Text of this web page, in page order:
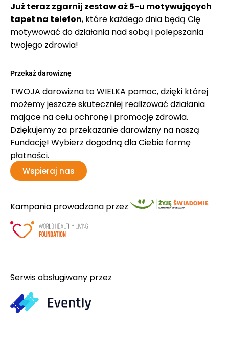
Już teraz zgarnij zestaw aż 5-u motywujących
tapet na telefon, które każdego dnia będą Cię
motywować do działania nad sobą i polepszania
twojego zdrowia!
Przekaż darowiznę
TWOJA darowizna to WIELKA pomoc, dzięki której
możemy jeszcze skuteczniej realizować działania
mające na celu ochronę i promocję zdrowia.
Dziękujemy za przekazanie darowizny na naszą
Fundację! Wybierz dogodną dla Ciebie formę
płatności.
Wspieraj nas
Kampania prowadzona przez
Serwis obsługiwany przez